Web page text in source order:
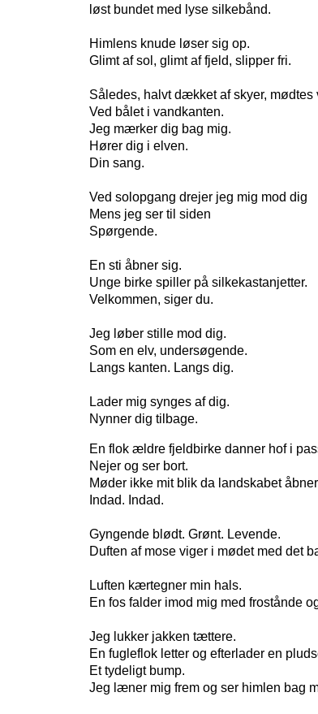
løst bundet med lyse silkebånd.
Himlens knude løser sig op.
Glimt af sol, glimt af fjeld, slipper fri.
Således, halvt dækket af skyer, mødtes
Ved bålet i vandkanten.
Jeg mærker dig bag mig.
Hører dig i elven.
Din sang.
Ved solopgang drejer jeg mig mod dig
Mens jeg ser til siden
Spørgende.
En sti åbner sig.
Unge birke spiller på silkekastanjetter.
Velkommen, siger du.
Jeg løber stille mod dig.
Som en elv, undersøgende.
Langs kanten. Langs dig.
Lader mig synges af dig.
Nynner dig tilbage.
En flok ældre fjeldbirke danner hof i
Nejer og ser bort.
Møder ikke mit blik da landskabet
Indad. Indad.
Gyngende blødt. Grønt. Levende.
Duften af mose viger i mødet med det
Luften kærtegner min hals.
En fos falder imod mig med frostånde
Jeg lukker jakken tættere.
En fugleflok letter og efterlader en
Et tydeligt bump.
Jeg læner mig frem og ser himlen bag